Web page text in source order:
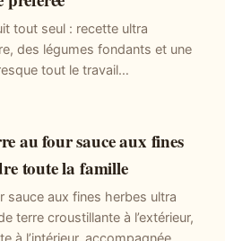
tout seul : recette ultra
des légumes fondants et une
tout le travail…
au four sauce aux fines
toute la famille
sauce aux fines herbes ultra
terre croustillante à l’extérieur,